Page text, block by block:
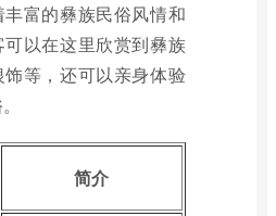
富的彝族民俗风情和
以在这里欣赏到彝族
等，还可以亲身体验
简介